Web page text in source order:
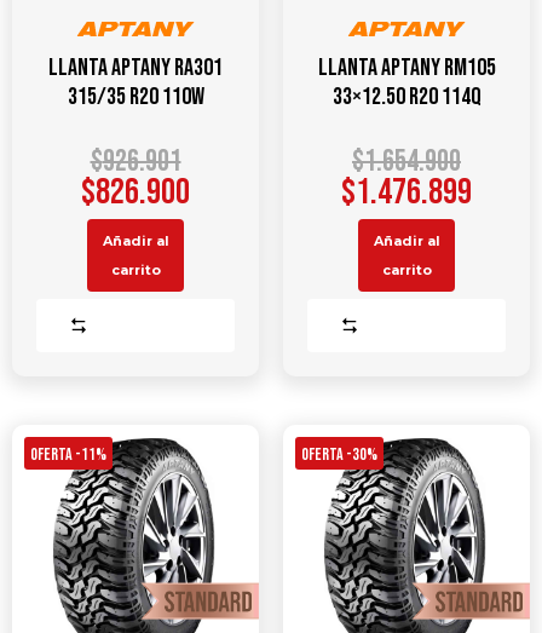
Llanta APTANY RA301
315/35 R20 110W
$926.901
$826.900
Añadir al
carrito
Llanta APTANY RM105
33×12.50 R20 114Q
$1.654.900
$1.476.899
Añadir al
carrito
OFERTA -11% OFERTA -30%